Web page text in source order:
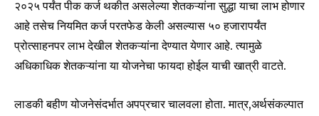
२०२५ पर्यंत पीक कर्ज थकीत असलेल्या शेतकऱ्यांना सुद्धा याचा लाभ होणार
आहे तसेच नियमित कर्ज परतफेड केली असल्यास ५० हजारापर्यंत
प्रोत्साहनपर लाभ देखील शेतकऱ्यांना देण्यात येणार आहे. त्यामुळे
अधिकाधिक शेतकऱ्यांना या योजनेचा फायदा होईल याची खात्री वाटते.
लाडकी बहीण योजनेसंदर्भात अपप्रचार चालवला होता. मात्र,अर्थसंकल्पात